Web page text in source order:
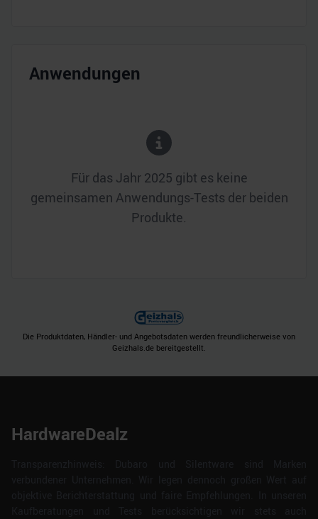
Anwendungen
Für das Jahr 2025 gibt es keine
gemeinsamen Anwendungs-Tests der beiden
Produkte.
Die Produktdaten, Händler- und Angebotsdaten werden freundlicherweise von
Geizhals.de bereitgestellt.
HardwareDealz